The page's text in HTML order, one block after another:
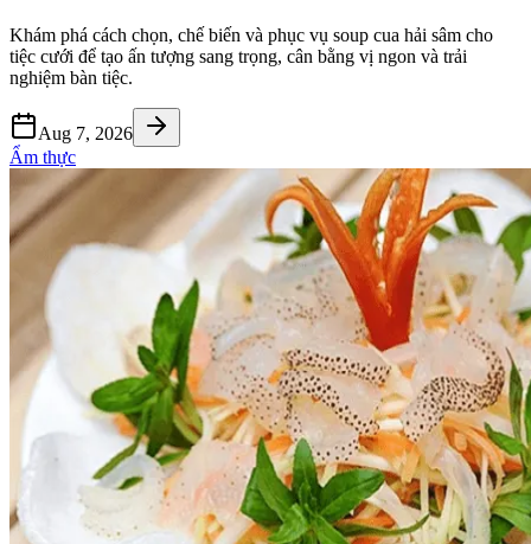
Khám phá cách chọn, chế biến và phục vụ soup cua hải sâm cho
tiệc cưới để tạo ấn tượng sang trọng, cân bằng vị ngon và trải
nghiệm bàn tiệc.
Aug 7, 2026
Ẩm thực